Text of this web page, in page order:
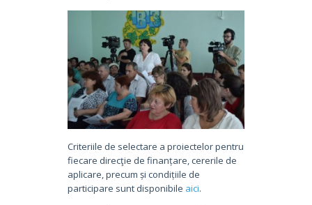
Criteriile de selectare a proiectelor pentru
fiecare direcţie de finanțare, cererile de
aplicare, precum și condițiile de
participare sunt disponibile aici.